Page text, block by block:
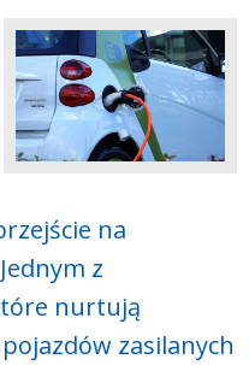
na
z
nurtują
zasilanych